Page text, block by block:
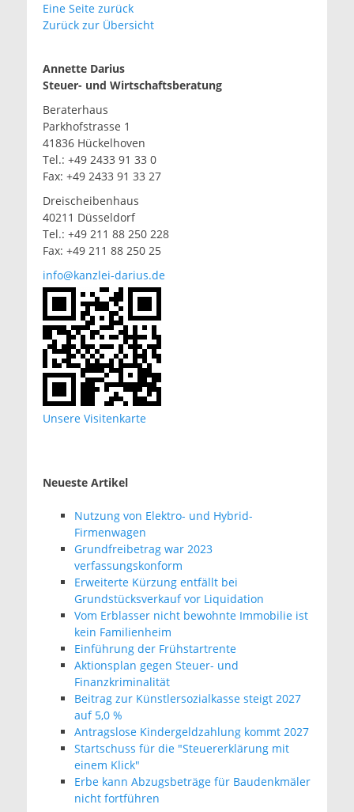
Eine Seite zurück
Zurück zur Übersicht
Annette Darius
Steuer- und Wirtschaftsberatung
Beraterhaus
Parkhofstrasse 1
41836 Hückelhoven
Tel.: +49 2433 91 33 0
Fax: +49 2433 91 33 27
Dreischeibenhaus
40211 Düsseldorf
Tel.: +49 211 88 250 228
Fax: +49 211 88 250 25
info@kanzlei-darius.de
Unsere Visitenkarte
Neueste Artikel
Nutzung von Elektro- und Hybrid-
Firmenwagen
Grundfreibetrag war 2023
verfassungskonform
Erweiterte Kürzung entfällt bei
Grundstücksverkauf vor Liquidation
Vom Erblasser nicht bewohnte Immobilie ist
kein Familienheim
Einführung der Frühstartrente
Aktionsplan gegen Steuer- und
Finanzkriminalität
Beitrag zur Künstlersozialkasse steigt 2027
auf 5,0 %
Antragslose Kindergeldzahlung kommt 2027
Startschuss für die "Steuererklärung mit
einem Klick"
Erbe kann Abzugsbeträge für Baudenkmäler
nicht fortführen